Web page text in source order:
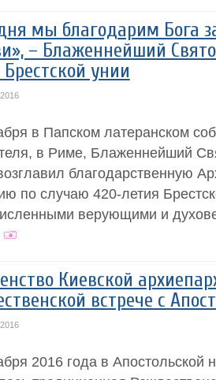
мы благодарим Бога
– Блаженнейший
унии
в Папском латеранском
в Риме, Блаженнейший
благодарственную
по случаю 420-летия
верующими и
Киевской
встрече с
2016 года в Апостольской